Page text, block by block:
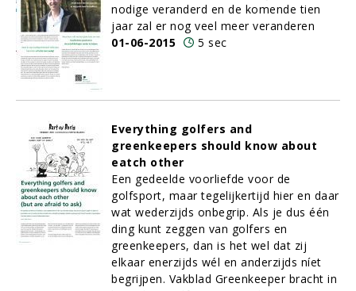
nodige veranderd en de komende tien
jaar zal er nog veel meer veranderen
01-06-2015
5 sec
Everything golfers and
greenkeepers should know about
eatch other
Een gedeelde voorliefde voor de
golfsport, maar tegelijkertijd hier en daar
wat wederzijds onbegrip. Als je dus één
ding kunt zeggen van golfers en
greenkeepers, dan is het wel dat zij
elkaar enerzijds wél en anderzijds níet
begrijpen. Vakblad Greenkeeper bracht in